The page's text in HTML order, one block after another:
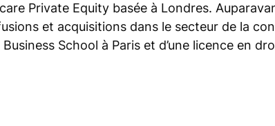
Private Equity basée à Londres.
et acquisitions dans le secteur de la
School à Paris et d’une licence en